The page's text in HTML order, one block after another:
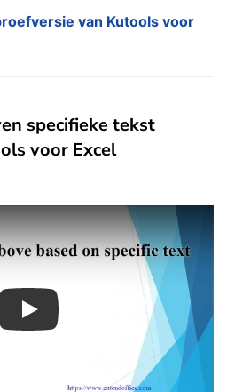
van Kutools voor
specifieke tekst
voor Excel
Play